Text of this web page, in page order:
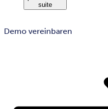
suite
Demo vereinbaren